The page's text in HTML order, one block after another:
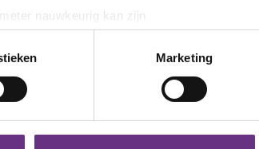
nauwkeurig kan zijn
(fingerprinting)
in het
detailgedeeltein. U kunt uw
site met onze partners voor social
Marketing